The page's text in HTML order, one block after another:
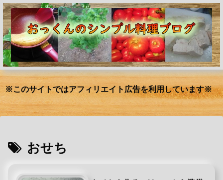
※このサイトではアフィリエイト広告を利用しています※
おせち